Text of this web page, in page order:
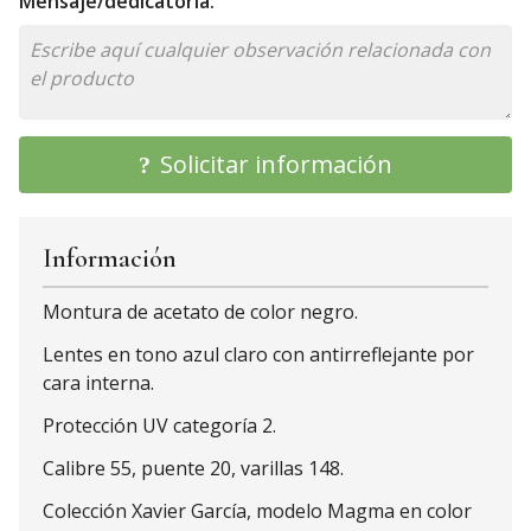
Solicitar información
Información
Montura de acetato de color negro.
Lentes en tono azul claro con antirreflejante por
cara interna.
Protección UV categoría 2.
Calibre 55, puente 20, varillas 148.
Colección Xavier García, modelo Magma en color